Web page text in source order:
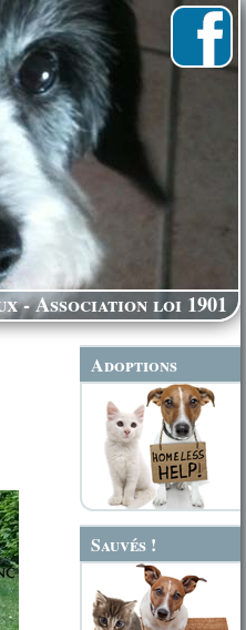
- Association loi 1901
Adoptions
Sauvés !